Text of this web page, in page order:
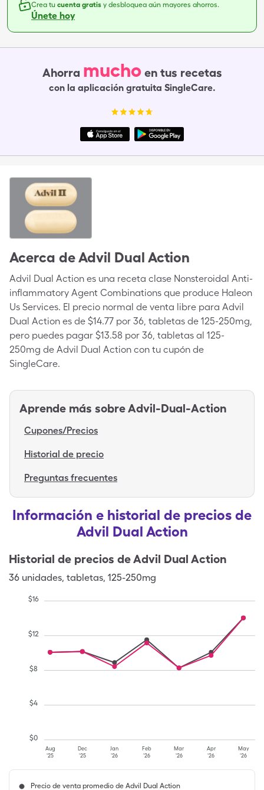
Crea tu cuenta gratis y desbloquea aún mayores ahorros.
Únete hoy
Ahorra mucho en tus recetas
con la aplicación gratuita SingleCare.
Acerca deAdvil Dual Action
Advil Dual Action es una receta clase Nonsteroidal Anti-
inflammatory Agent Combinations que produce Haleon
Us Services. El precio normal de venta libre para Advil
Dual Action es de $14.77 por 36, tabletas de 125-250mg,
pero puedes pagar $13.58 por 36, tabletas al 125-
250mg de Advil Dual Action con tu cupón de
SingleCare.
Aprende más sobreAdvil-Dual-Action
Cupones/Precios
Historial de precio
Preguntas frecuentes
Información e historial de precios de
Advil Dual Action
Historial de precios deAdvil Dual Action
36 unidades, tabletas, 125-250mg
Aug
'25
Dec
'25
Jan
'26
Feb
'26
Mar
'26
Apr
'26
May
'26
$0
$4
$8
$12
$16
Precio de venta promedio de Advil Dual Action